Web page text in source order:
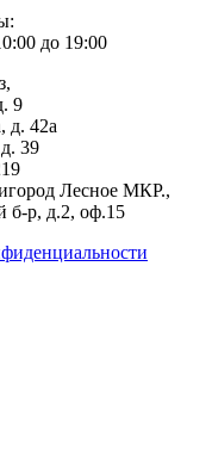
до 19:00
9
д. 42а
39
Лесное МКР.,
б-р, д.2, оф.15